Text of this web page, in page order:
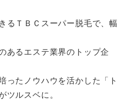
るＴＢＣスーパー脱毛で、幅
あるエステ業界のトップ企
ったノウハウを活かした「ト
ツルスベに。